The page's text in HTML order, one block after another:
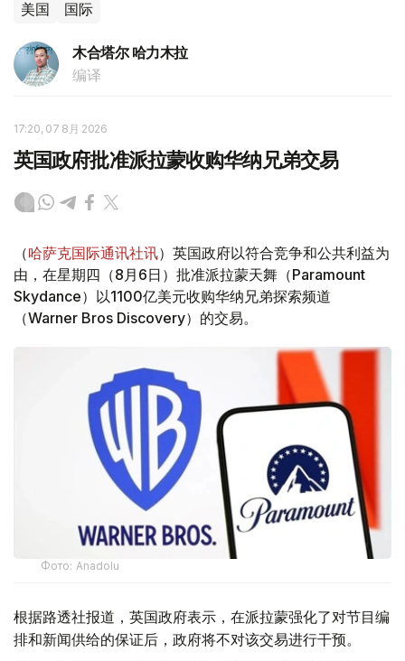
美国 国际
木合塔尔 哈力木拉
编译
17:20, 07 8月 2026
英国政府批准派拉蒙收购华纳兄弟交易
（哈萨克国际通讯社讯）英国政府以符合竞争和公共利益为
由，在星期四（8月6日）批准派拉蒙天舞（Paramount
Skydance）以1100亿美元收购华纳兄弟探索频道
（Warner Bros Discovery）的交易。
Фото: Аnadolu
根据路透社报道，英国政府表示，在派拉蒙强化了对节目编
排和新闻供给的保证后，政府将不对该交易进行干预。